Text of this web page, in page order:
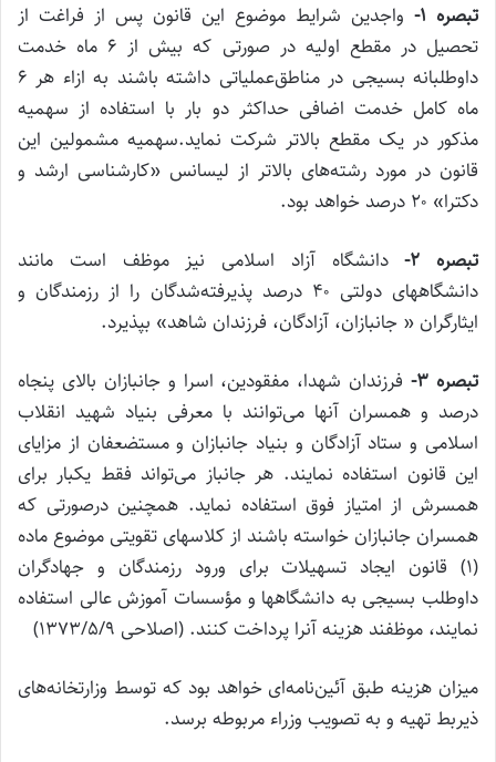
تبصره ۱- واجدین شرایط موضوع این قانون پس از فراغت از
تحصیل در مقطع اولیه در صورتی که بیش از ۶ ماه خدمت
داوطلبانه بسیجی در مناطق‌عملیاتی داشته باشند به ازاء هر ۶
ماه کامل خدمت اضافی حداکثر دو بار با استفاده از سهمیه
مذکور در یک مقطع بالاتر شرکت نماید.سهمیه مشمولین این
قانون در مورد رشته‌های بالاتر از لیسانس «‌کارشناسی ارشد و
دکترا» ۲۰ درصد خواهد بود.
تبصره ۲-دانشگاه آزاد اسلامی نیز موظف است مانند
دانشگاههای دولتی ۴۰ درصد پذیرفته‌شدگان را از رزمندگان و
ایثارگران « جانبازان، آزادگان، فرزندان شاهد» ‌بپذیرد.
تبصره ۳-فرزندان شهدا، مفقودین، اسرا و جانبازان بالای پنجاه
درصد و همسران آنها می‌توانند با معرفی بنیاد شهید انقلاب
اسلامی و ستاد آزادگان و‌ بنیاد جانبازان و مستضعفان از مزایای
این قانون استفاده نمایند. هر جانباز می‌تواند فقط یکبار برای
همسرش از امتیاز فوق استفاده نماید. همچنین در‌صورتی که
همسران جانبازان خواسته باشند از کلاسهای تقویتی موضوع ماده
(۱) قانون ایجاد تسهیلات برای ورود رزمندگان و جهادگران
داوطلب ‌بسیجی به دانشگاهها و مؤسسات آموزش عالی استفاده
نمایند، موظفند هزینه آنرا پرداخت کنند. (اصلاحی ۱۳۷۳/۵/۹)
میزان هزینه طبق آئین‌نامه‌ای خواهد بود که توسط وزارتخانه‌های
ذیربط تهیه و به تصویب وزراء مربوطه برسد.